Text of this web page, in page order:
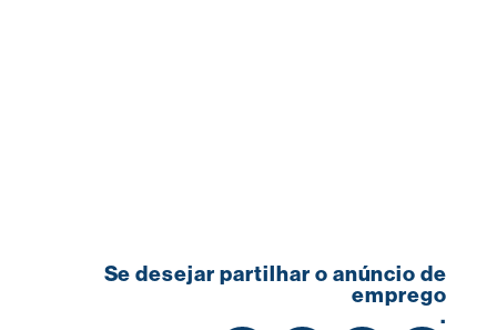
Se desejar partilhar o anúncio de
emprego
.